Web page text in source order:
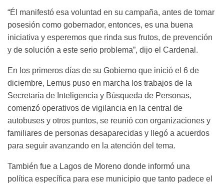
“Él manifestó esa voluntad en su campaña, antes de tomar
posesión como gobernador, entonces, es una buena
iniciativa y esperemos que rinda sus frutos, de prevención
y de solución a este serio problema”, dijo el Cardenal.
En los primeros días de su Gobierno que inició el 6 de
diciembre, Lemus puso en marcha los trabajos de la
Secretaría de Inteligencia y Búsqueda de Personas,
comenzó operativos de vigilancia en la central de
autobuses y otros puntos, se reunió con organizaciones y
familiares de personas desaparecidas y llegó a acuerdos
para seguir avanzando en la atención del tema.
También fue a Lagos de Moreno donde informó una
política específica para ese municipio que tanto padece el